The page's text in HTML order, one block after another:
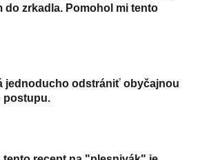
do zrkadla. Pomohol mi tento
jednoducho odstrániť obyčajnou
postupu.